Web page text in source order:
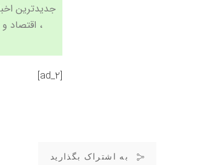
، اقتصادو
[ad_2]
به اشتراک بگذارید